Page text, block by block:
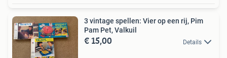
3 vintage spellen: Vier op een rij, Pim
Pam Pet, Valkuil
€ 15,00 Details